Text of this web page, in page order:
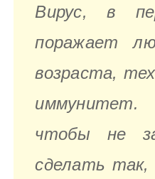
Вирус, в
поражает
возраста,
чтобы не
сделать так,